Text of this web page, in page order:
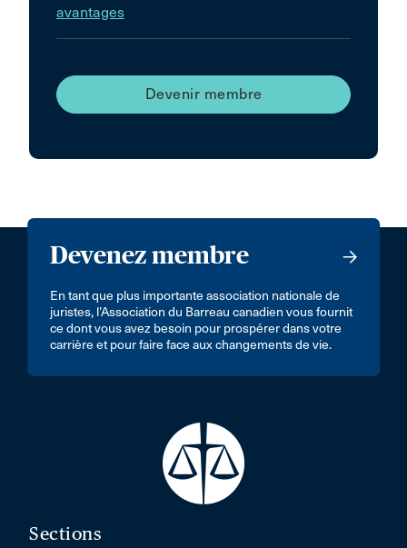
avantages
Devenir membre
Devenez membre
En tant que plus importante association nationale de
juristes, l’Association du Barreau canadien vous fournit
ce dont vous avez besoin pour prospérer dans votre
carrière et pour faire face aux changements de vie.
Sections